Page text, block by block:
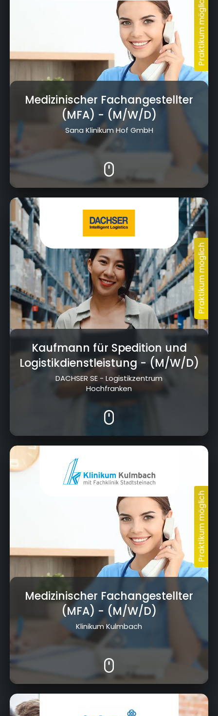
Medizinischer Fachangestellter
(MFA) - (M/W/D)
Sana Klinikum Hof GmbH
Thomas-Dachser-Straße 1, 95030 Hof
Kaufmann für Spedition und
Logistikdienstleistung- (M/W/D)
DACHSER SE - Logistikzentrum
Hochfranken
Albert-Schweitzer-Straße 10, 95326 Kulmbach
Medizinischer Fachangestellter
(MFA) - (M/W/D)
Klinikum Kulmbach
Am Goldenen Feld 18, 95326 Kulmbach